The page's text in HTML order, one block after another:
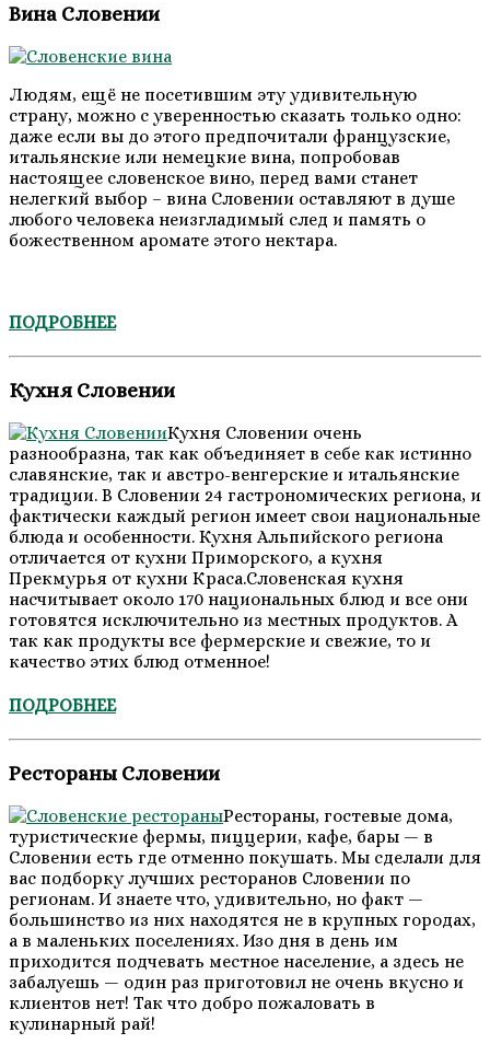
Вина Словении
Людям, ещё не посетившим эту удивительную
страну, можно с уверенностью сказать только одно:
даже если вы до этого предпочитали французские,
итальянские или немецкие вина, попробовав
настоящее словенское вино, перед вами станет
нелегкий выбор – вина Словении оставляют в душе
любого человека неизгладимый след и память о
божественном аромате этого нектара.
ПОДРОБНЕЕ
Кухня Словении
Кухня Словении очень
разнообразна, так как объединяет в себе как истинно
славянские, так и австро-венгерские и итальянские
традиции. В Словении 24 гастрономических региона, и
фактически каждый регион имеет свои национальные
блюда и особенности. Кухня Альпийского региона
отличается от кухни Приморского, а кухня
Прекмурья от кухни Краса.Словенская кухня
насчитывает около 170 национальных блюд и все они
готовятся исключительно из местных продуктов. А
так как продукты все фермерские и свежие, то и
качество этих блюд отменное!
ПОДРОБНЕЕ
Рестораны Словении
Рестораны, гостевые дома,
туристические фермы, пиццерии, кафе, бары — в
Словении есть где отменно покушать. Мы сделали для
вас подборку лучших ресторанов Словении по
регионам. И знаете что, удивительно, но факт —
большинство из них находятся не в крупных городах,
а в маленьких поселениях. Изо дня в день им
приходится подчевать местное население, а здесь не
забалуешь — один раз приготовил не очень вкусно и
клиентов нет! Так что добро пожаловать в
кулинарный рай!